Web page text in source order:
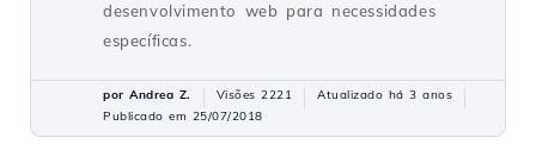
desenvolvimento web para necessidades
específicas.
por Andrea Z. Visões 2221
Atualizado há 3 anos
Publicado em 25/07/2018